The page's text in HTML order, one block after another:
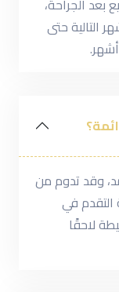
التالية حتى
وقد تدوم من
التقدم في
لاحقًا